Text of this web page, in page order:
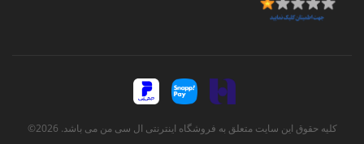
کلیه حقوق این سایت متعلق به فروشگاه اینترنتی ال سی من می باشد. 2026©